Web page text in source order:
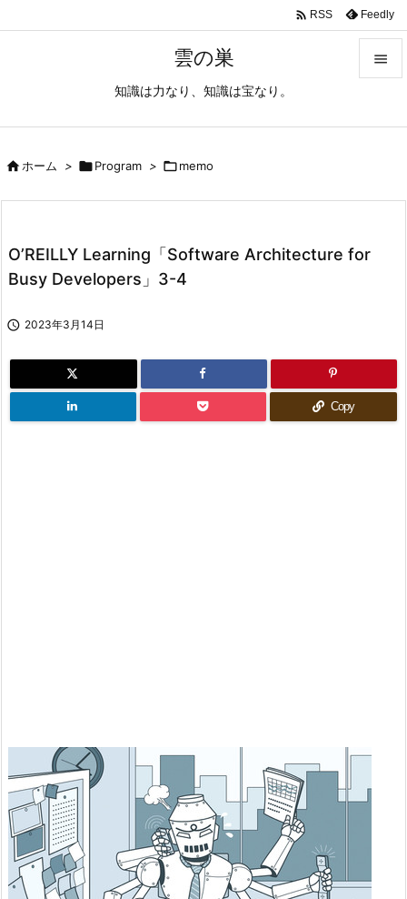
雲の巣
知識は力なり、知識は宝なり。

 RSS Feedly
ホーム > Program > memo
O’REILLY Learning「Software Architecture for
Busy Developers」3-4
 2023年3月14日
Copy